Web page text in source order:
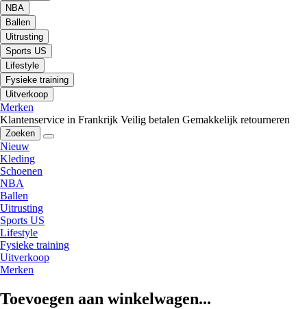
NBA
Ballen
Uitrusting
Sports US
Lifestyle
Fysieke training
Uitverkoop
Merken
Klantenservice in Frankrijk Veilig betalen Gemakkelijk retourneren
Zoeken
Nieuw
Kleding
Schoenen
NBA
Ballen
Uitrusting
Sports US
Lifestyle
Fysieke training
Uitverkoop
Merken
Toevoegen aan winkelwagen...